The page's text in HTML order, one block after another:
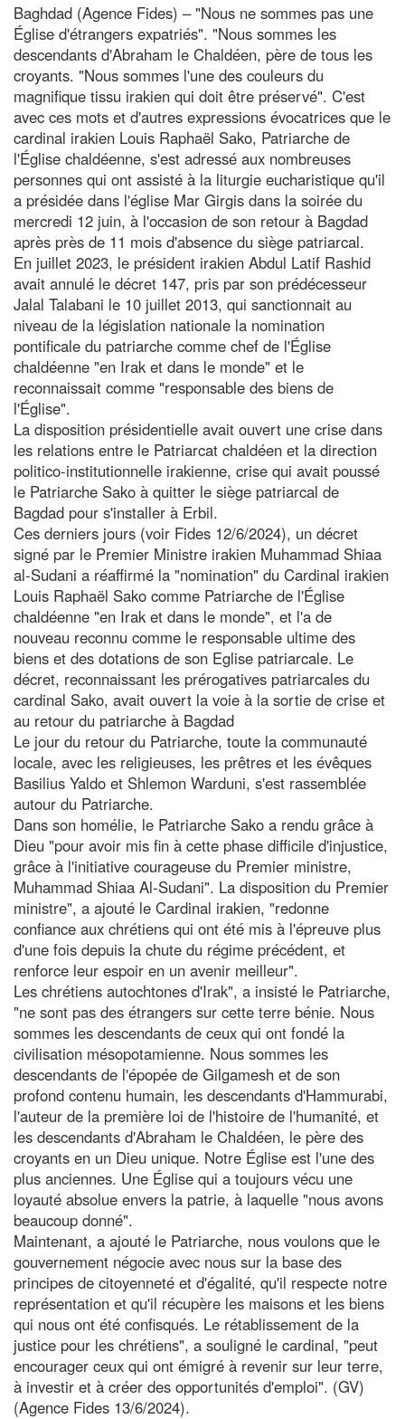
Baghdad (Agence Fides) – "Nous ne sommes pas une
Église d'étrangers expatriés". "Nous sommes les
descendants d'Abraham le Chaldéen, père de tous les
croyants. "Nous sommes l'une des couleurs du
magnifique tissu irakien qui doit être préservé". C'est
avec ces mots et d'autres expressions évocatrices que le
cardinal irakien Louis Raphaël Sako, Patriarche de
l'Église chaldéenne, s'est adressé aux nombreuses
personnes qui ont assisté à la liturgie eucharistique qu'il
a présidée dans l'église Mar Girgis dans la soirée du
mercredi 12 juin, à l'occasion de son retour à Bagdad
après près de 11 mois d'absence du siège patriarcal.
En juillet 2023, le président irakien Abdul Latif Rashid
avait annulé le décret 147, pris par son prédécesseur
Jalal Talabani le 10 juillet 2013, qui sanctionnait au
niveau de la législation nationale la nomination
pontificale du patriarche comme chef de l'Église
chaldéenne "en Irak et dans le monde" et le
reconnaissait comme "responsable des biens de
l'Église".
La disposition présidentielle avait ouvert une crise dans
les relations entre le Patriarcat chaldéen et la direction
politico-institutionnelle irakienne, crise qui avait poussé
le Patriarche Sako à quitter le siège patriarcal de
Bagdad pour s'installer à Erbil.
Ces derniers jours (voir Fides 12/6/2024), un décret
signé par le Premier Ministre irakien Muhammad Shiaa
al-Sudani a réaffirmé la "nomination" du Cardinal irakien
Louis Raphaël Sako comme Patriarche de l'Église
chaldéenne "en Irak et dans le monde", et l'a de
nouveau reconnu comme le responsable ultime des
biens et des dotations de son Eglise patriarcale. Le
décret, reconnaissant les prérogatives patriarcales du
cardinal Sako, avait ouvert la voie à la sortie de crise et
au retour du patriarche à Bagdad
Le jour du retour du Patriarche, toute la communauté
locale, avec les religieuses, les prêtres et les évêques
Basilius Yaldo et Shlemon Warduni, s'est rassemblée
autour du Patriarche.
Dans son homélie, le Patriarche Sako a rendu grâce à
Dieu "pour avoir mis fin à cette phase difficile d'injustice,
grâce à l'initiative courageuse du Premier ministre,
Muhammad Shiaa Al-Sudani". La disposition du Premier
ministre", a ajouté le Cardinal irakien, "redonne
confiance aux chrétiens qui ont été mis à l'épreuve plus
d'une fois depuis la chute du régime précédent, et
renforce leur espoir en un avenir meilleur".
Les chrétiens autochtones d'Irak", a insisté le Patriarche,
"ne sont pas des étrangers sur cette terre bénie. Nous
sommes les descendants de ceux qui ont fondé la
civilisation mésopotamienne. Nous sommes les
descendants de l'épopée de Gilgamesh et de son
profond contenu humain, les descendants d'Hammurabi,
l'auteur de la première loi de l'histoire de l'humanité, et
les descendants d'Abraham le Chaldéen, le père des
croyants en un Dieu unique. Notre Église est l'une des
plus anciennes. Une Église qui a toujours vécu une
loyauté absolue envers la patrie, à laquelle "nous avons
beaucoup donné".
Maintenant, a ajouté le Patriarche, nous voulons que le
gouvernement négocie avec nous sur la base des
principes de citoyenneté et d'égalité, qu'il respecte notre
représentation et qu'il récupère les maisons et les biens
qui nous ont été confisqués. Le rétablissement de la
justice pour les chrétiens", a souligné le cardinal, "peut
encourager ceux qui ont émigré à revenir sur leur terre,
à investir et à créer des opportunités d'emploi". (GV)
(Agence Fides 13/6/2024).